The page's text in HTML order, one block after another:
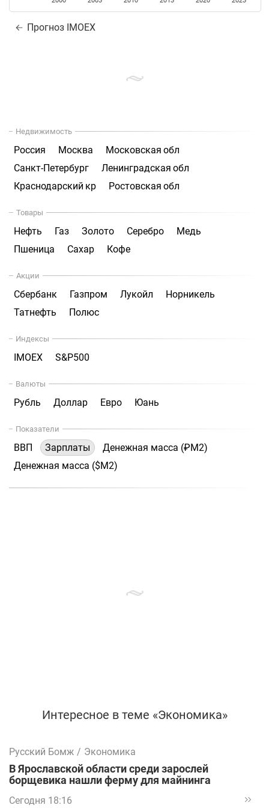
Прогноз IMOEX
Недвижимость
Россия Москва
Московская обл
Санкт-Петербург
Ленинградская обл
Краснодарский кр
Ростовская обл
Товары
Нефть Газ Золото Серебро
Медь
Пшеница
Сахар Кофе
Акции
Сбербанк Газпром Лукойл
Норникель
Татнефть
Полюс
Индексы
IMOEX S&P500
Валюты
Рубль Доллар Евро Юань
Показатели
ВВП Зарплаты
Денежная масса (₽М2)
Денежная масса ($М2)
Интересное в теме «Экономика»
Русский Бомж / Экономика
В Ярославской области среди зарослей
борщевика нашли ферму для майнинга
Сегодня 18:16